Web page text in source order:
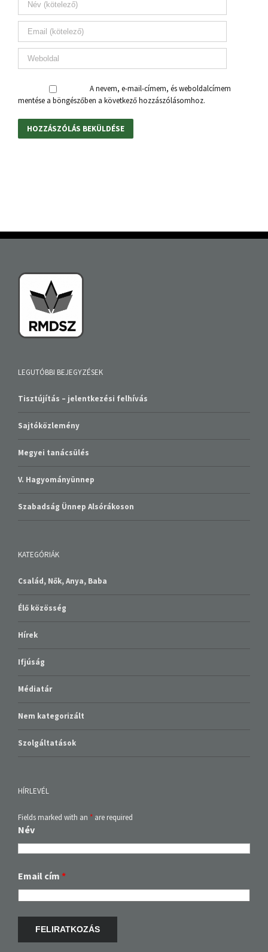
A nevem, e-mail-címem, és weboldalcímem
mentése a böngészőben a következő hozzászólásomhoz.
LEGUTÓBBI BEJEGYZÉSEK
Tisztújítás – jelentkezési felhívás
Sajtóközlemény
Megyei tanácsülés
V. Hagyományünnep
Szabadság Ünnep Alsórákoson
KATEGÓRIÁK
Család, Nők, Anya, Baba
Élő közösség
Hírek
Ifjúság
Médiatár
Nem kategorizált
Szolgáltatások
HÍRLEVÉL
Fields marked with an * are required
Név
Email cím *